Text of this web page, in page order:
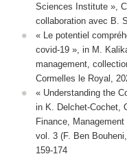
Sciences Institute »,
collaboration avec B.
« Le potentiel
covid-19 », in M.
management,
Cormelles le Royal,
« Understanding the
in K. Delchet-Cochet,
Finance,
vol. 3 (F. Ben
159-174